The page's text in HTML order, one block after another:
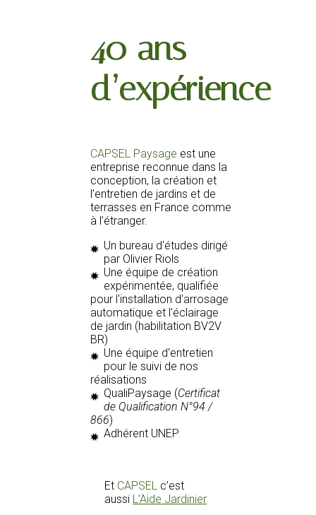
40 ans
d’expérience
CAPSEL Paysage est une
entreprise reconnue dans la
conception, la création et
l'entretien de jardins et de
terrasses en France comme
à l’étranger.
Un bureau d'études dirigé
par Olivier Riols
Une équipe de création
expérimentée, qualifiée
pour l'installation d'arrosage
automatique et l'éclairage
de jardin (habilitation BV2V
BR)
Une équipe d'entretien
pour le suivi de nos
réalisations
QualiPaysage (Certificat
de Qualification N°94 /
866)
Adhérent UNEP
Et CAPSEL c’est
aussi L’Aide Jardinier